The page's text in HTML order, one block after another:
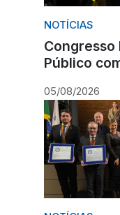
NOTÍCIAS
Congresso
Público
05/08/2026